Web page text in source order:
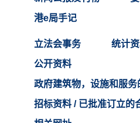
港e局手记
立法会事务 统计
公开资料
政府建筑物，设施和服务
招标资料 / 已批准订立的